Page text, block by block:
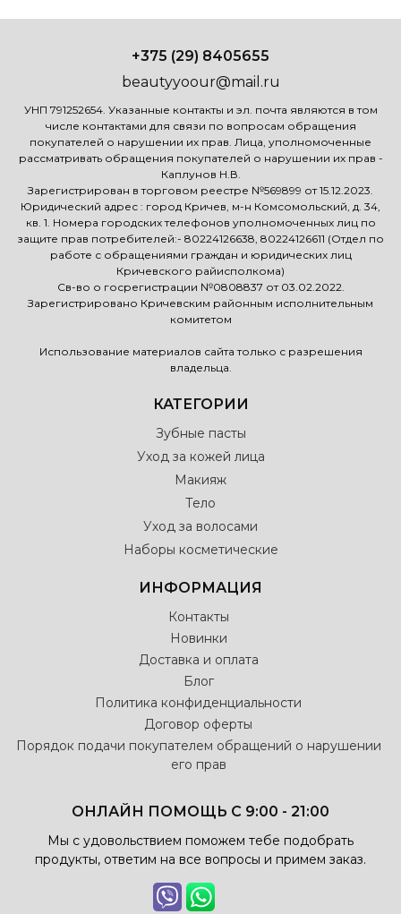
+375 (29) 8405655
beautyyoour@mail.ru
УНП 791252654. Указанные контакты и эл. почта являются в том
числе контактами для связи по вопросам обращения
покупателей о нарушении их прав. Лица, уполномоченные
рассматривать обращения покупателей о нарушении их прав -
Каплунов Н.В.
Зарегистрирован в торговом реестре №569899 от 15.12.2023.
Юридический адрес : город Кричев, м-н Комсомольский, д. 34,
кв. 1. Номера городских телефонов уполномоченных лиц по
защите прав потребителей:- 80224126638, 80224126611 (Отдел по
работе с обращениями граждан и юридических лиц
Кричевского райисполкома)
Св-во о госрегистрации №0808837 от 03.02.2022.
Зарегистрировано Кричевским районным исполнительным
комитетом
Использование материалов сайта только с разрешения
владельца.
КАТЕГОРИИ
Зубные пасты
Уход за кожей лица
Макияж
Тело
Уход за волосами
Наборы косметические
ИНФОРМАЦИЯ
Контакты
Новинки
Доставка и оплата
Блог
Политика конфиденциальности
Договор оферты
Порядок подачи покупателем обращений о нарушении
его прав
ОНЛАЙН ПОМОЩЬ С 9:00 - 21:00
Мы с удовольствием поможем тебе подобрать
продукты, ответим на все вопросы и примем заказ.